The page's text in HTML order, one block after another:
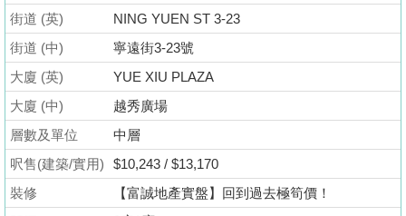
佈
置
業
手
冊
關
於
我
街道 (英)
NING YUEN ST 3-23
街道 (中)
寧遠街3-23號
大廈 (英)
YUE XIU PLAZA
大廈 (中)
越秀廣場
層數及單位
中層
呎售(建築/實用)
$10,243 / $13,170
裝修
【富誠地產實盤】回到過去極筍價！